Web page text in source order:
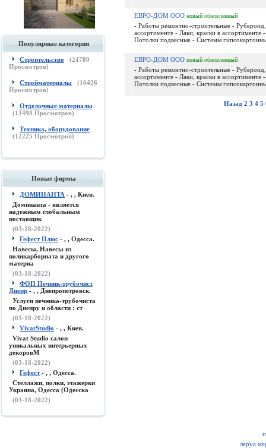
Популярные категории
Строительство (24780
Просмотров)
Стройматериалы (16426
Просмотров)
Отделочные материалы
(13498 Просмотров)
Техника, оборудование
(12225 Просмотров)
Новые фирмы
ДОМИНАНТА - , , Киев.
Доминанта - является
надежным глобальным
поставщик
(03-18-2022)
Гефест Плюс - , , Одесса.
Навесы, Навесы из
поликарборната и другого
материа
(03-18-2022)
ФОП Печник-трубочист
Днепр - , , Днепропетровск.
Услуги печника-трубочиста
по Днепру и области : ст
(03-18-2022)
VivatStudio - , , Киев.
Vivat Studio салон
уникальных интерьерных
декоровМ
(03-18-2022)
Гефест- , , Одесса.
Стеллажи, полки, этажерки
Украина, Одесса (Одесска
(03-18-2022)
ЕВРО-ДОМ ООО новый обновленный
- Работы ремонтно-строительные -
ассортименте - Лаки, краски в ассортименте
Потолки подвесные - Системы
ЕВРО-ДОМ ООО новый обновленный
- Работы ремонтно-строительные -
ассортименте - Лаки, краски в ассортименте
Потолки подвесные - Системы
Назад 2 3 4 5
леруа